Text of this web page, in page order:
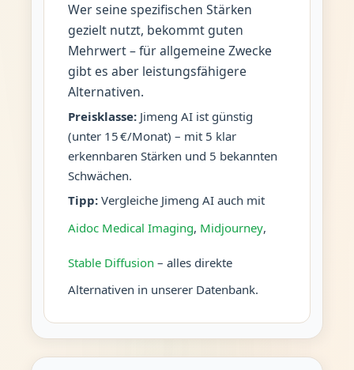
Wer seine spezifischen Stärken
gezielt nutzt, bekommt guten
Mehrwert – für allgemeine Zwecke
gibt es aber leistungsfähigere
Alternativen.
Preisklasse:Jimeng AI ist günstig
(unter 15 €/Monat) – mit 5 klar
erkennbaren Stärken und 5 bekannten
Schwächen.
Tipp:Vergleiche Jimeng AI auch mit
Aidoc Medical Imaging, Midjourney,
Stable Diffusion – alles direkte
Alternativen in unserer Datenbank.